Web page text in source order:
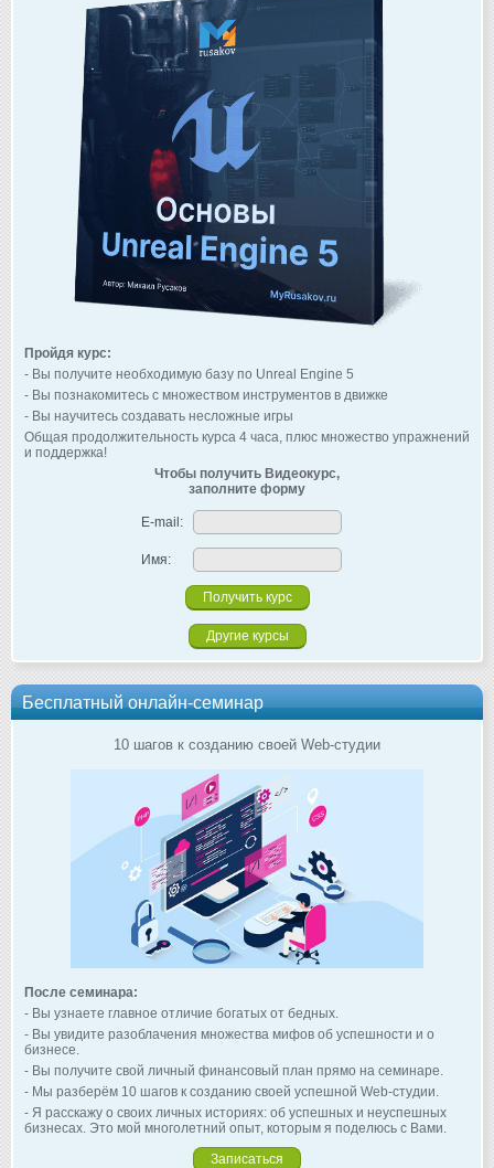
Пройдя курс:
- Вы получите необходимую базу по Unreal Engine 5
- Вы познакомитесь с множеством инструментов в движке
- Вы научитесь создавать несложные игры
Общая продолжительность курса 4 часа, плюс множество упражнений
и поддержка!
Чтобы получить Видеокурс,
заполните форму
E-mail:
Имя:
Другие курсы
Бесплатный онлайн-семинар
10 шагов к созданию своей Web-студии
После семинара:
- Вы узнаете главное отличие богатых от бедных.
- Вы увидите разоблачения множества мифов об успешности и о
бизнесе.
- Вы получите свой личный финансовый план прямо на семинаре.
- Мы разберём 10 шагов к созданию своей успешной Web-студии.
- Я расскажу о своих личных историях: об успешных и неуспешных
бизнесах. Это мой многолетний опыт, которым я поделюсь с Вами.
Записаться